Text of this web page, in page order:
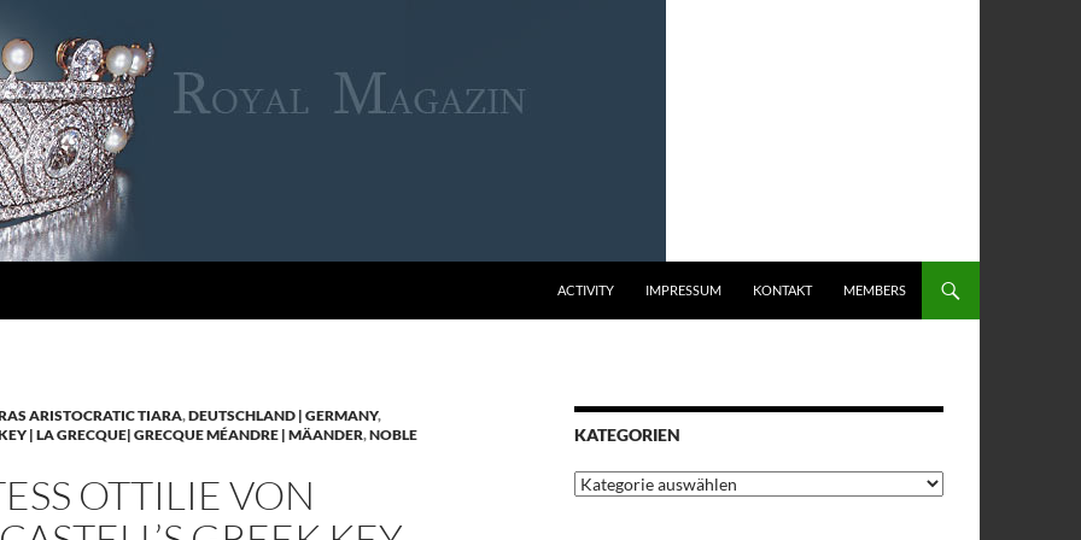
ACTIVITY IMPRESSUM KONTAKT MEMBERS
ARISTOCRATIC TIARA,DEUTSCHLAND | GERMANY,
| LA GRECQUE| GRECQUE MÉANDRE | MÄANDER,NOBLE
OTTILIE VON
KATEGORIEN
Kategorien